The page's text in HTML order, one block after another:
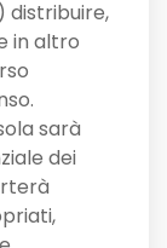
distribuire,
in altro
sarà
dei